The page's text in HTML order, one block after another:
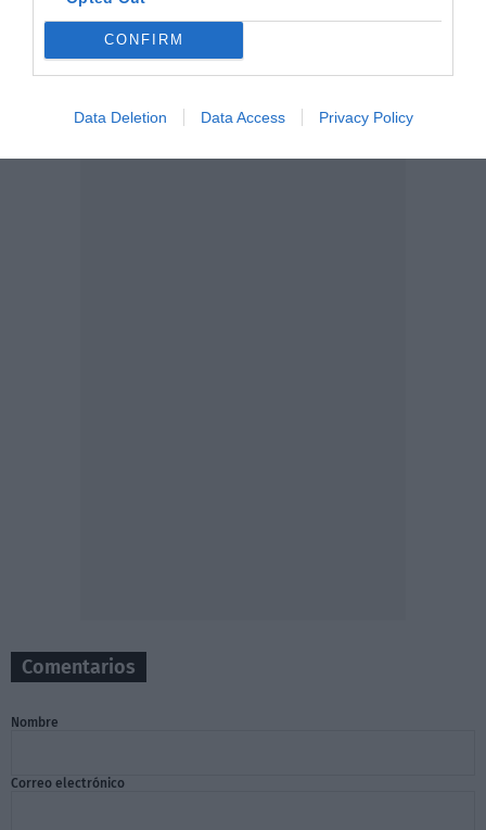
CONFIRM
Data Deletion Data Access Privacy Policy
Comentarios
Nombre
Correo electrónico